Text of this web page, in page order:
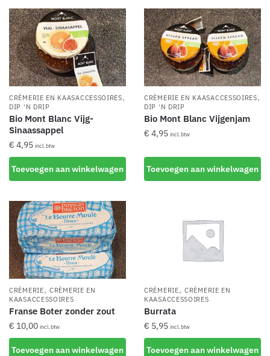
meerdere
variaties.
Deze
optie
kan
gekozen
worden
op
de
productpagina
CRÈMERIE EN KAASACCESSOIRES,
DIP 'N DRIP
Bio Mont Blanc Vijg-
Sinaassappel
€ 4,95 incl. btw
Toevoegen aan winkelwagen
CRÈMERIE EN KAASACCESSOIRES,
DIP 'N DRIP
Bio Mont Blanc Vijgenjam
€ 4,95 incl. btw
Toevoegen aan winkelwagen
CRÈMERIE,CRÈMERIE EN
KAASACCESSOIRES
Franse Boter zonder zout
€ 10,00 incl. btw
Toevoegen aan winkelwagen
CRÈMERIE,CRÈMERIE EN
KAASACCESSOIRES
Burrata
€ 5,95 incl. btw
Toevoegen aan winkelwagen